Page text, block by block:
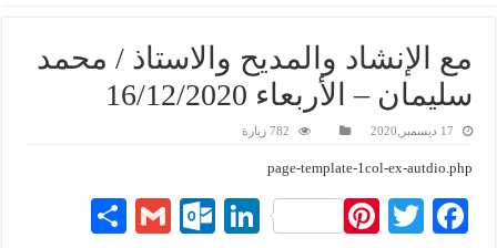
مع الإنشاد والمديح والاستاذ / محمد
سليمان – الأربعاء 16/12/2020
17 ديسمبر,2020 782 زيارة
page-template-1col-ex-autdio.php
Fa
T
Li
O
G